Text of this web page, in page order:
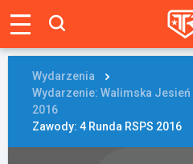
Tablica
Wyniki
Blogi
Wydarzenia
Wydarzenie: Walimska
2016
Zawody: 4 Runda RSPS 2016